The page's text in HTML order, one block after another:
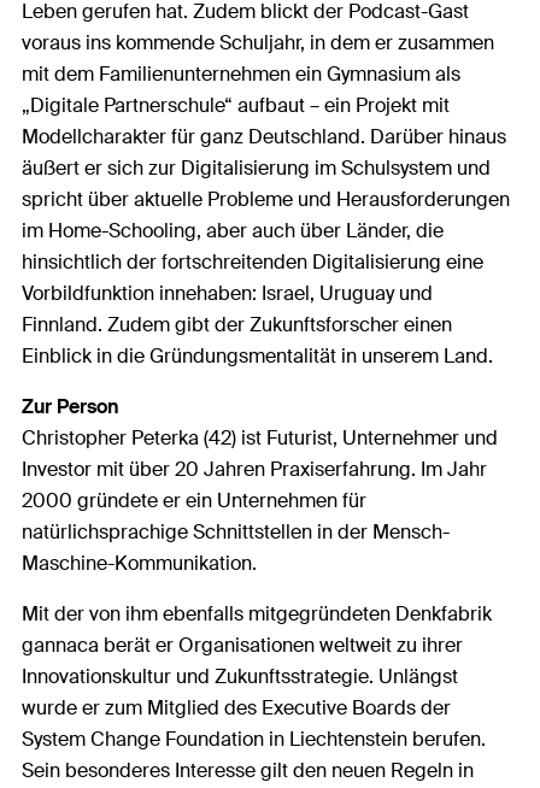
Leben gerufen hat. Zudem blickt der Podcast-Gast
voraus ins kommende Schuljahr, in dem er zusammen
mit dem Familienunternehmen ein Gymnasium als
„Digitale Partnerschule“ aufbaut – ein Projekt mit
Modellcharakter für ganz Deutschland. Darüber hinaus
äußert er sich zur Digitalisierung im Schulsystem und
spricht über aktuelle Probleme und Herausforderungen
im Home-Schooling, aber auch über Länder, die
hinsichtlich der fortschreitenden Digitalisierung eine
Vorbildfunktion innehaben: Israel, Uruguay und
Finnland. Zudem gibt der Zukunftsforscher einen
Einblick in die Gründungsmentalität in unserem Land.
Zur Person
Christopher Peterka (42) ist Futurist, Unternehmer und
Investor mit über 20 Jahren Praxiserfahrung. Im Jahr
2000 gründete er ein Unternehmen für
natürlichsprachige Schnittstellen in der Mensch-
Maschine-Kommunikation.
Mit der von ihm ebenfalls mitgegründeten Denkfabrik
gannaca berät er Organisationen weltweit zu ihrer
Innovationskultur und Zukunftsstrategie. Unlängst
wurde er zum Mitglied des Executive Boards der
System Change Foundation in Liechtenstein berufen.
Sein besonderes Interesse gilt den neuen Regeln in